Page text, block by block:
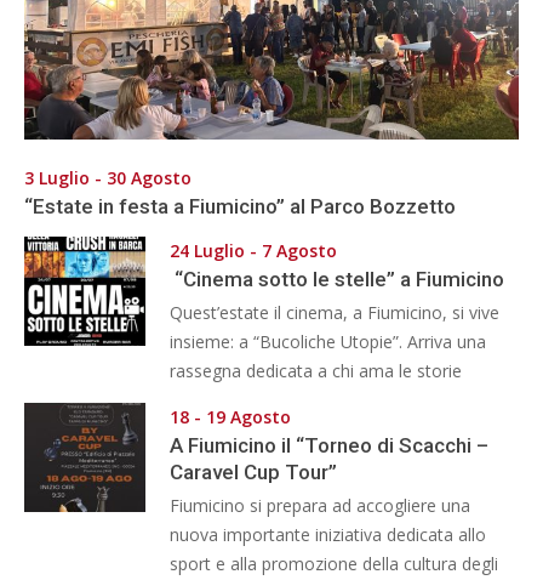
3 Luglio - 30 Agosto
“Estate in festa a Fiumicino” al Parco Bozzetto
24 Luglio - 7 Agosto
“Cinema sotto le stelle” a Fiumicino
Quest’estate il cinema, a Fiumicino, si vive
insieme: a “Bucoliche Utopie”. Arriva una
rassegna dedicata a chi ama le storie
18 - 19 Agosto
A Fiumicino il “Torneo di Scacchi –
Caravel Cup Tour”
Fiumicino si prepara ad accogliere una
nuova importante iniziativa dedicata allo
sport e alla promozione della cultura degli